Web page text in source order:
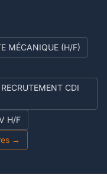
MÉCANIQUE (H/F)
CDI
H/F
→